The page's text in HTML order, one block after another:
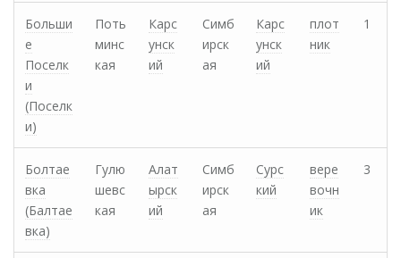
Больши
е
Поселк
и
(Поселк
и)
Поть
минс
кая
Карс
унск
ий
Симб
ирск
ая
Карс
унск
ий
плот
ник
1
Болтае
вка
(Балтае
вка)
Гулю
шевс
кая
Алат
ырск
ий
Симб
ирск
ая
Сурс
кий
вере
вочн
ик
3